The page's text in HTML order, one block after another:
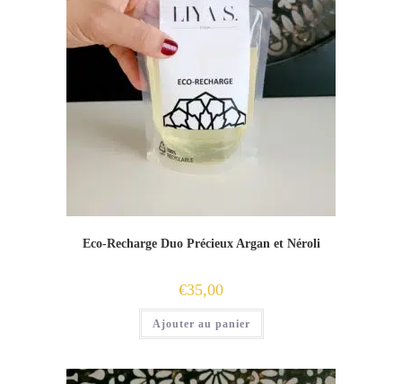
Eco-Recharge Duo Précieux Argan et Néroli
€35,00
Ajouter au panier